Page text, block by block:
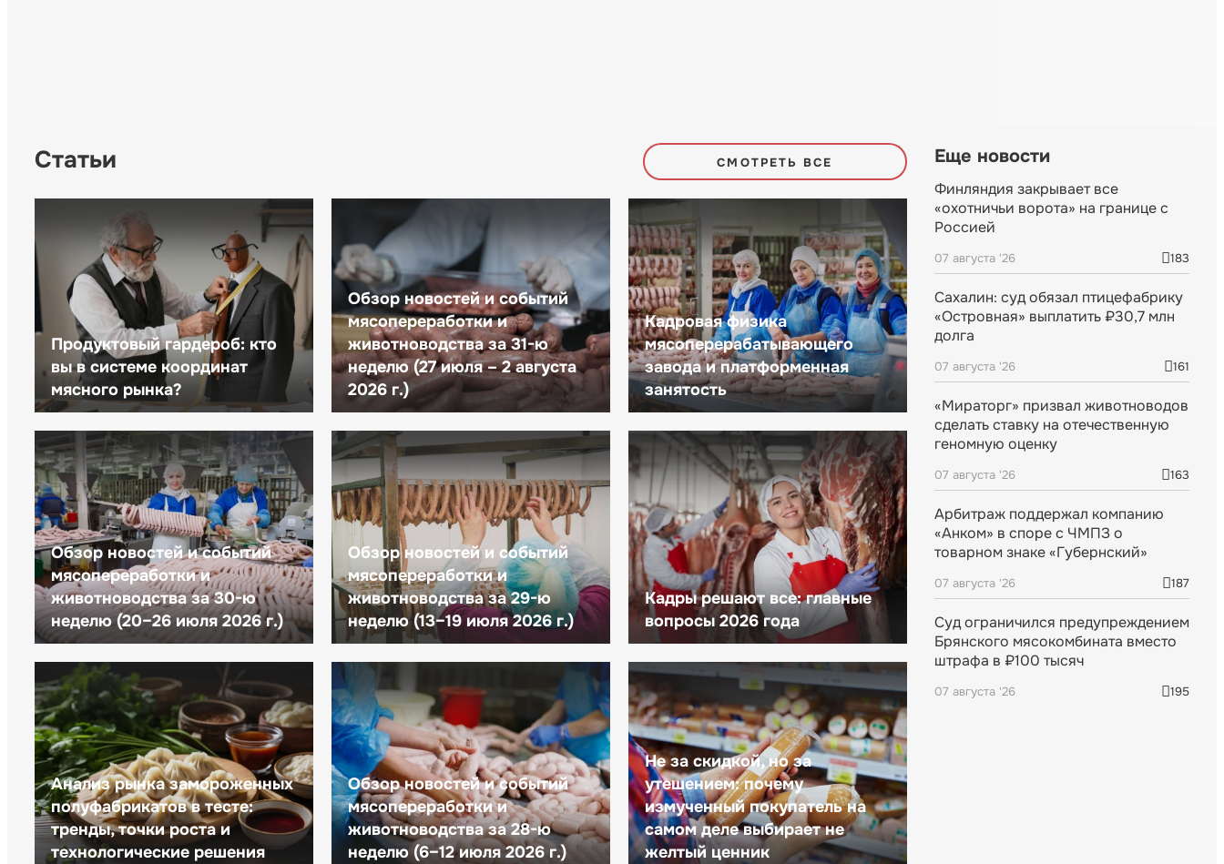
Статьи СМОТРЕТЬ ВСЕ
Продуктовый гардероб: кто
вы в системе координат
мясного рынка?
Обзор новостей и событий
мясопереработки и
животноводства за 31-ю
неделю (27 июля – 2 августа
2026 г.)
Кадровая физика
мясоперерабатывающего
завода и платформенная
занятость
Обзор новостей и событий
мясопереработки и
животноводства за 30-ю
неделю (20–26 июля 2026 г.)
Обзор новостей и событий
мясопереработки и
животноводства за 29-ю
неделю (13–19 июля 2026 г.)
Кадры решают все: главные
вопросы 2026 года
Анализ рынка замороженных
полуфабрикатов в тесте:
тренды, точки роста и
технологические решения
Обзор новостей и событий
мясопереработки и
животноводства за 28-ю
неделю (6–12 июля 2026 г.)
Не за скидкой, но за
утешением: почему
измученный покупатель на
самом деле выбирает не
желтый ценник
Еще новости
Финляндия закрывает все
«охотничьи ворота» на границе с
Россией
07 августа '26 183
Сахалин: суд обязал птицефабрику
«Островная» выплатить ₽30,7 млн
долга
07 августа '26 161
«Мираторг» призвал животноводов
сделать ставку на отечественную
геномную оценку
07 августа '26 163
Арбитраж поддержал компанию
«Анком» в споре с ЧМПЗ о
товарном знаке «Губернский»
07 августа '26 187
Суд ограничился предупреждением
Брянского мясокомбината вместо
штрафа в ₽100 тысяч
07 августа '26 195